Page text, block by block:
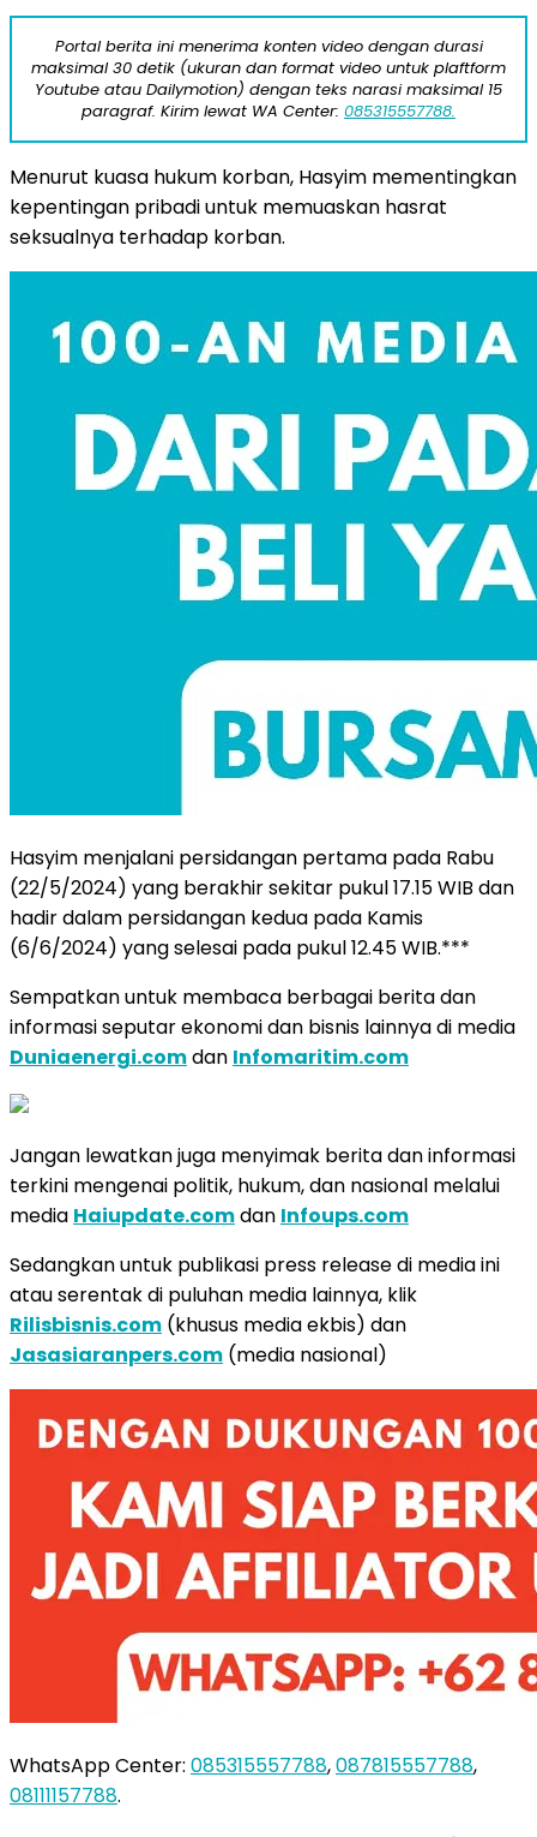
Portal berita ini menerima konten video dengan durasi
maksimal 30 detik (ukuran dan format video untuk plaftform
Youtube atau Dailymotion) dengan teks narasi maksimal 15
paragraf. Kirim lewat WA Center: 085315557788.
Menurut kuasa hukum korban, Hasyim mementingkan
kepentingan pribadi untuk memuaskan hasrat
seksualnya terhadap korban.
Hasyim menjalani persidangan pertama pada Rabu
(22/5/2024) yang berakhir sekitar pukul 17.15 WIB dan
hadir dalam persidangan kedua pada Kamis
(6/6/2024) yang selesai pada pukul 12.45 WIB.***
Sempatkan untuk membaca berbagai berita dan
informasi seputar ekonomi dan bisnis lainnya di media
Duniaenergi.comdan Infomaritim.com
Jangan lewatkan juga menyimak berita dan informasi
terkini mengenai politik, hukum, dan nasional melalui
media Haiupdate.comdan Infoups.com
Sedangkan untuk publikasi press release di media ini
atau serentak di puluhan media lainnya, klik
Rilisbisnis.com (khusus media ekbis) dan
Jasasiaranpers.com (media nasional)
WhatsApp Center: 085315557788,087815557788,
08111157788.